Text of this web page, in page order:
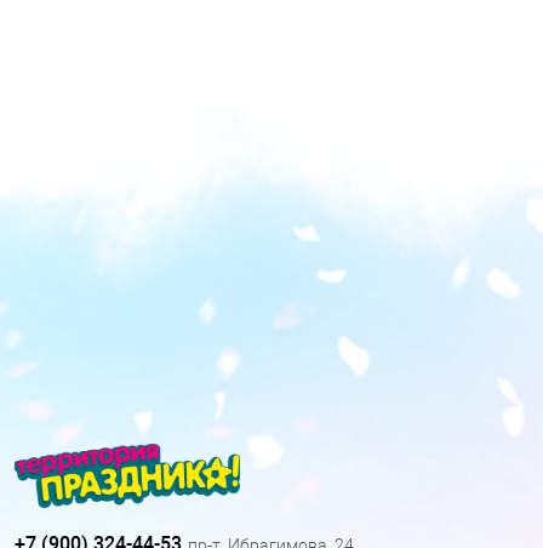
+7 (900) 324-44-53